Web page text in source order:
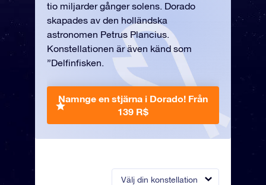
Välj din konstellation
tio miljarder gånger solens. Dorado
skapades av den holländska
astronomen Petrus Plancius.
Konstellationen är även känd som
”Delfinfisken.
Namnge en stjärna i Dorado! Från
139 R$